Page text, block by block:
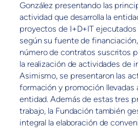
González presentando las
actividad que desarrolla la
proyectos de I+D+IT ejecutados
según su fuente de
número de contratos suscritos
la realización de actividades de
Asimismo, se presentaron las
formación y promoción llevadas
entidad. Además de estas tres
trabajo, la Fundación también
integral la elaboración de